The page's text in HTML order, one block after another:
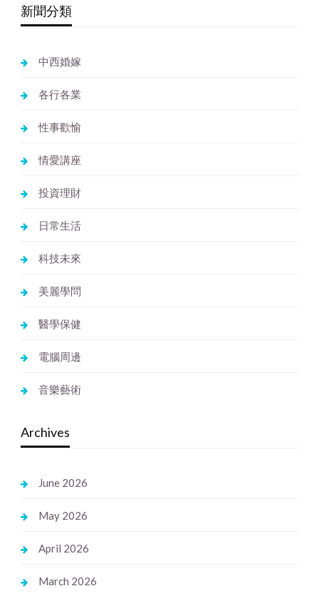
新聞分類
中西婚嫁
各行各業
性事歡愉
情愛講座
投資理財
日常生活
科技未來
美麗學問
醫學保健
電腦周邊
音樂藝術
Archives
June 2026
May 2026
April 2026
March 2026